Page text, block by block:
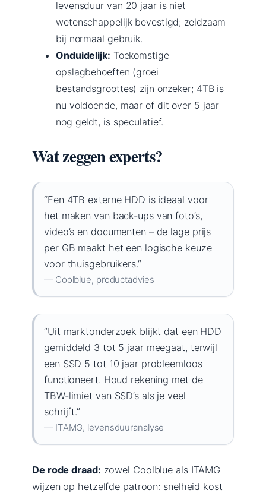
levensduur van 20 jaar is niet
wetenschappelijk bevestigd; zeldzaam
bij normaal gebruik.
Onduidelijk: Toekomstige
opslagbehoeften (groei
bestandsgroottes) zijn onzeker; 4TB is
nu voldoende, maar of dit over 5 jaar
nog geldt, is speculatief.
Wat zeggen experts?
“Een 4TB externe HDD is ideaal voor
het maken van back-ups van foto’s,
video’s en documenten – de lage prijs
per GB maakt het een logische keuze
voor thuisgebruikers.”
— Coolblue, productadvies
“Uit marktonderzoek blijkt dat een HDD
gemiddeld 3 tot 5 jaar meegaat, terwijl
een SSD 5 tot 10 jaar probleemloos
functioneert. Houd rekening met de
TBW-limiet van SSD’s als je veel
schrijft.”
— ITAMG, levensduuranalyse
De rode draad: zowel Coolblue als ITAMG
wijzen op hetzelfde patroon: snelheid kost